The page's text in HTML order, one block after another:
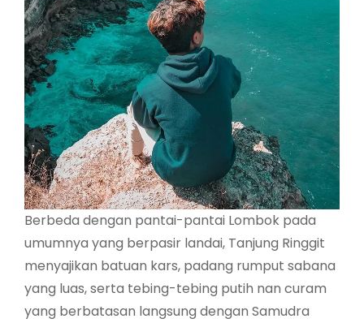
Berbeda dengan pantai-pantai Lombok pada
umumnya yang berpasir landai, Tanjung Ringgit
menyajikan batuan kars, padang rumput sabana
yang luas, serta tebing-tebing putih nan curam
yang berbatasan langsung dengan Samudra